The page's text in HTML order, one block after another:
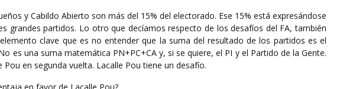
y Cabildo Abierto son más del 15% del electorado. Ese 15% está expresándose
grandes partidos. Lo otro que decíamos respecto de los desafíos del FA, también
clave que es no entender que la suma del resultado de los partidos es el
es una suma matemática PN+PC+CA y, si se quiere, el PI y el Partido de la Gente.
Pou en segunda vuelta. Lacalle Pou tiene un desafío.